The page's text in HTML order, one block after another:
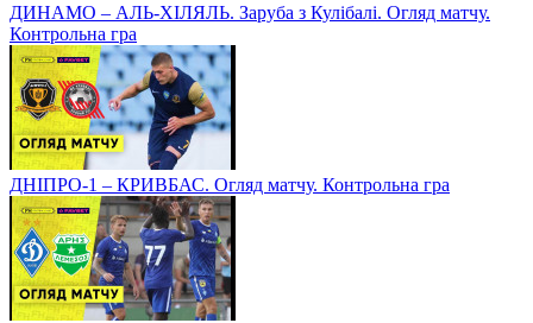
ДИНАМО – АЛЬ-ХІЛЯЛЬ. Заруба з Кулібалі. Огляд матчу.
Контрольна гра
ДНІПРО-1 – КРИВБАС. Огляд матчу. Контрольна гра